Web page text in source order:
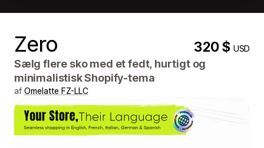
Zero 320 $USD
Sælg flere sko med et fedt, hurtigt og
minimalistisk Shopify-tema
af Omelatte FZ-LLC